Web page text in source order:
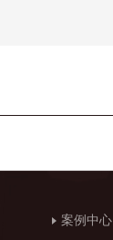
案例中心